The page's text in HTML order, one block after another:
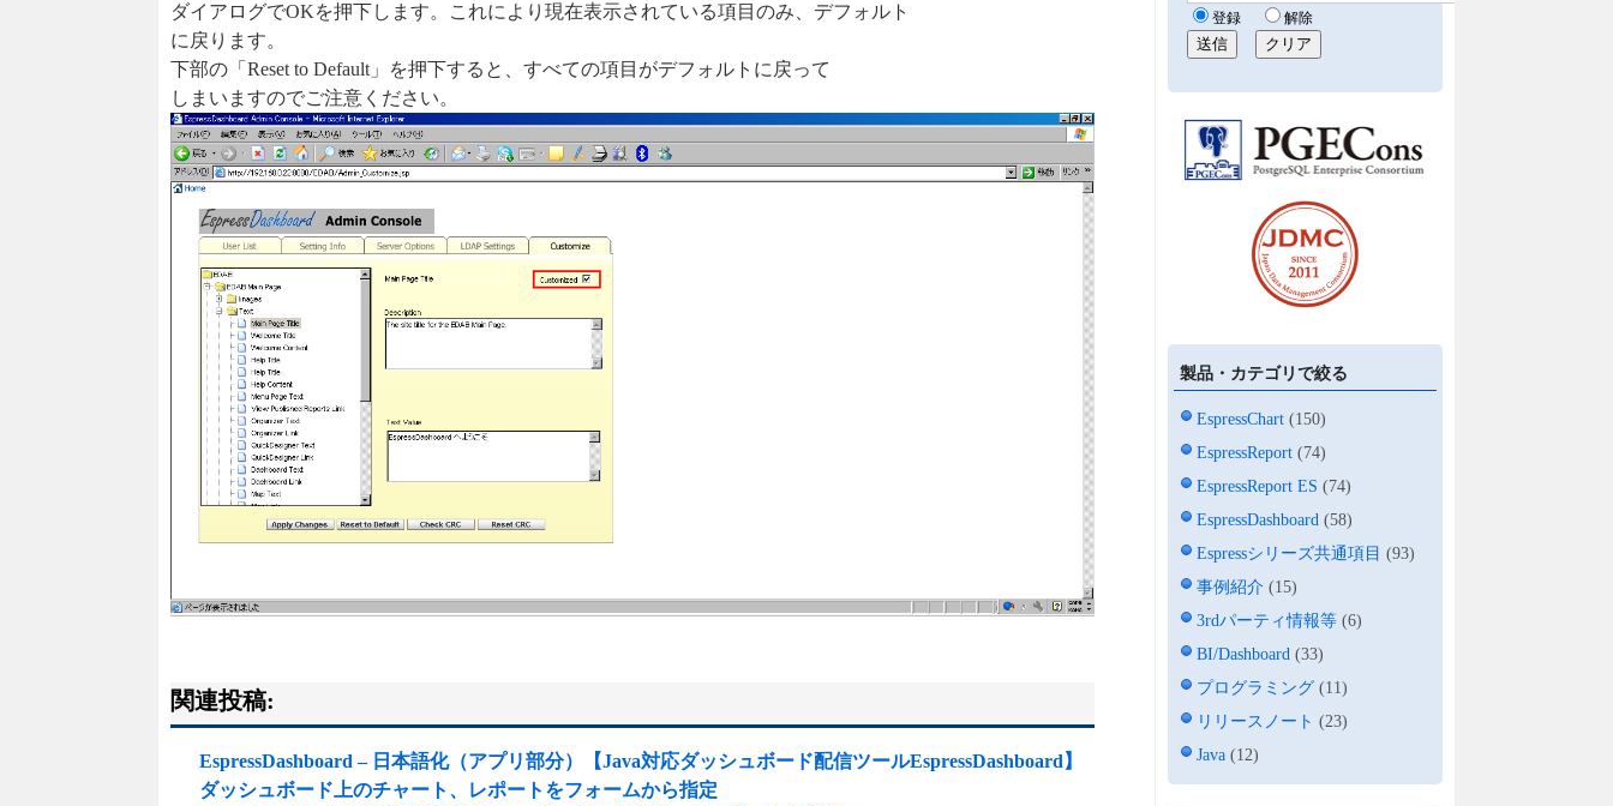
ダイアログでOKを押下します。これにより現在表示されている項目のみ、デフォルト
に戻ります。
下部の「Reset to Default」を押下すると、すべての項目がデフォルトに戻って
しまいますのでご注意ください。
関連投稿:
EspressDashboard – 日本語化（アプリ部分）【Java対応ダッシュボード配信ツールEspressDashboard】
ダッシュボード上のチャート、レポートをフォームから指定
製品・カテゴリで絞る
EspressChart (150)
EspressReport (74)
EspressReport ES (74)
EspressDashboard (58)
Espressシリーズ共通項目 (93)
事例紹介 (15)
3rdパーティ情報等 (6)
BI/Dashboard (33)
プログラミング (11)
リリースノート (23)
Java (12)